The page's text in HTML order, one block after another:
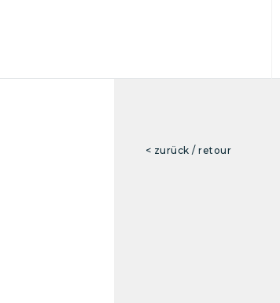
< zurück / retour